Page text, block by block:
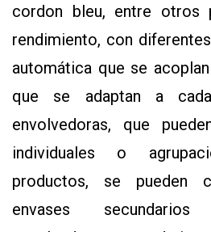
cordon bleu, entre otros
rendimiento, con
automática que se
que se adaptan a
envolvedoras, que
individuales o
productos, se pueden
envases